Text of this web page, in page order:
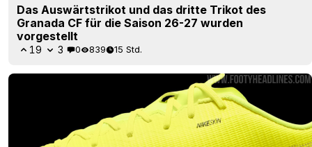
Das Auswärtstrikot und das dritte Trikot des
Granada CF für die Saison 26-27 wurden
vorgestellt
19 3 0 839 15 Std.